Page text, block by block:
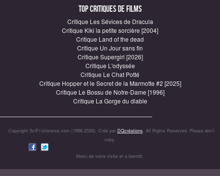
Top critiques de Films
Critique Les Sévices de Dracula
Critique Kiki la petite sorcière [2004]
Critique Land of the dead
Critique Un Jour sans fin
Critique Supergirl [2026]
Critique L'odyssée
Critique Le Chat Potté
Critique Hopper et le Secret de la Marmotte #2 [2025]
Critique Le Bossu de Notre-Dame [1996]
Critique La Gorge du diable
Copyright SciFi-Universe.com (1996-2026). Créé par DQcréations. All Rights Reserved. Please don’t
copy.
Merci de votre visite et à bientôt.